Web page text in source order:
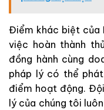
Điểm khác biệt của
việc hoàn thành
đồng hành cùng
pháp lý có thể
điểm hoạt động.
lý của chúng tôi